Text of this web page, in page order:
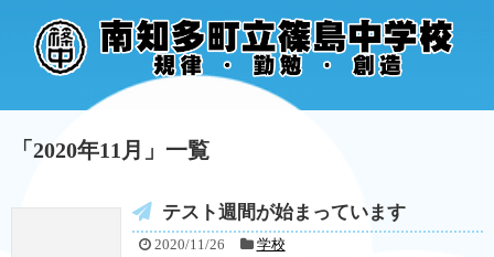
「 2020年11月 」 一覧
テスト週間が始まっています
2020/11/26
学校